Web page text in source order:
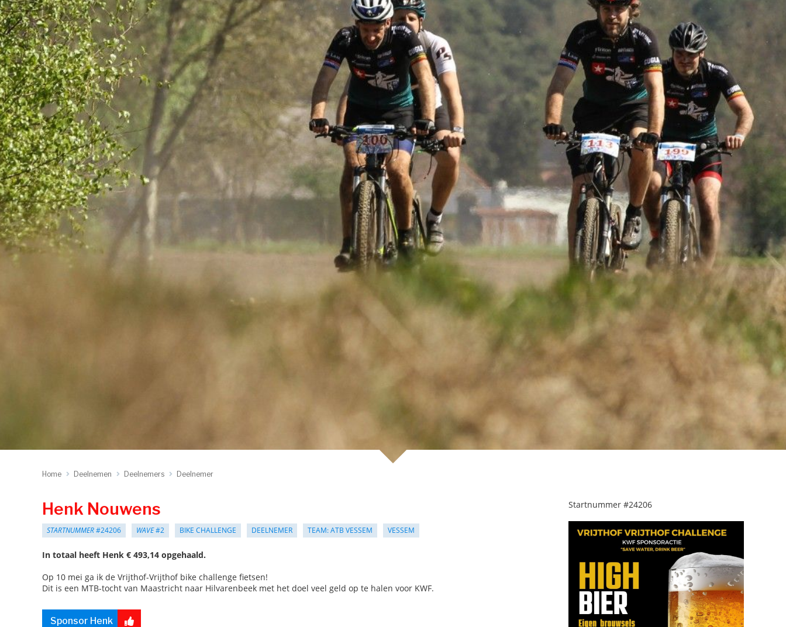
Home Deelnemen Deelnemers Deelnemer
Henk Nouwens
STARTNUMMER#24206 WAVE#2 BIKE CHALLENGE DEELNEMER TEAM: ATB VESSEM VESSEM
In totaal heeft Henk € 493,14 opgehaald.
Op 10 mei ga ik de Vrijthof-Vrijthof bike challenge fietsen!
Dit is een MTB-tocht van Maastricht naar Hilvarenbeek met het doel veel geld op te halen voor KWF.
Sponsor Henk
Startnummer #24206